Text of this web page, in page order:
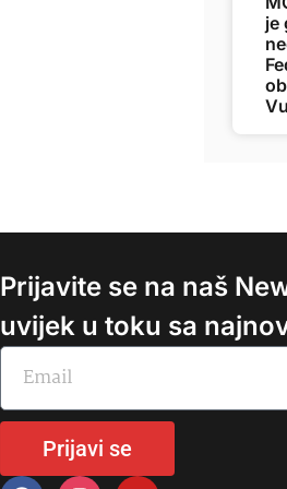
je
Prijavite se na naš
uvijek u toku sa
Prijavi se